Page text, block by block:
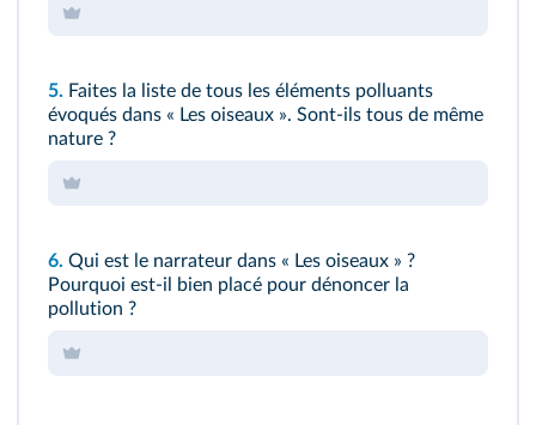
5. Faites la liste de tous les éléments polluants
évoqués dans « Les oiseaux ». Sont-ils tous de même
nature ?
6. Qui est le narrateur dans « Les oiseaux » ?
Pourquoi est-il bien placé pour dénoncer la
pollution ?